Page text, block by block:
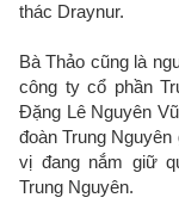
thác Draynur.
Bà Thảo cũng là
công ty cổ phần
Đặng Lê Nguyên
đoàn Trung
vị đang nắm giữ
Trung Nguyên.